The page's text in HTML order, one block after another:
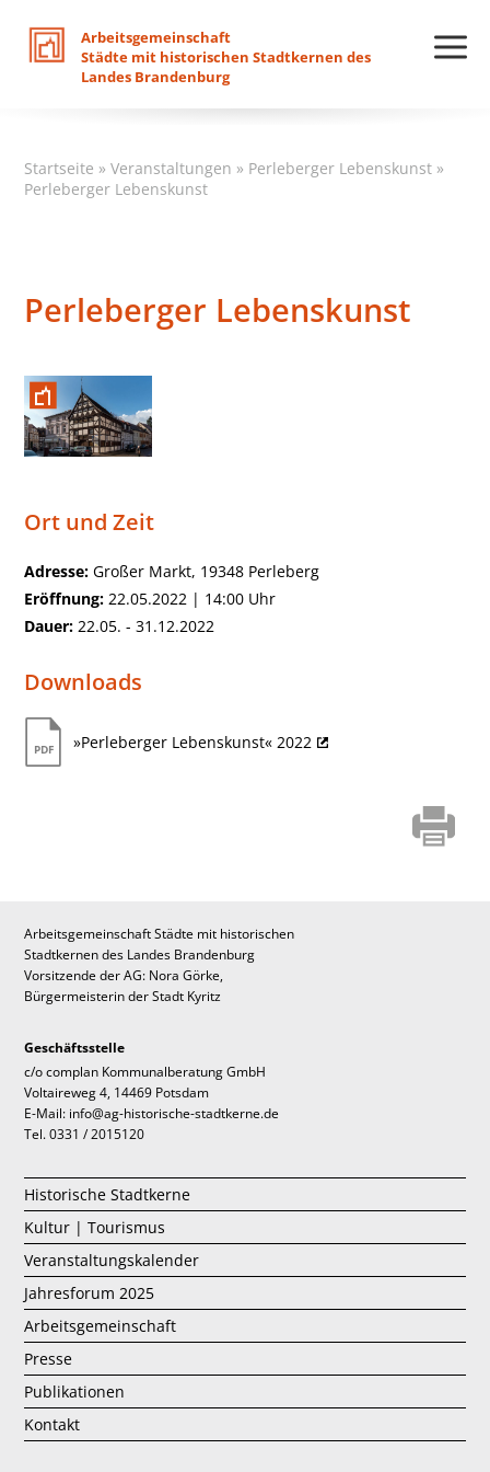
Arbeitsgemeinschaft
Städte mit historischen Stadtkernen des
Landes Brandenburg
Startseite »Veranstaltungen » Perleberger Lebenskunst »
Perleberger Lebenskunst
Perleberger Lebenskunst
Ort und Zeit
Adresse: Großer Markt, 19348 Perleberg
Eröffnung: 22.05.2022 | 14:00 Uhr
Dauer: 22.05. - 31.12.2022
Downloads
»Perleberger Lebenskunst« 2022
Arbeitsgemeinschaft Städte mit historischen
Stadtkernen des Landes Brandenburg
Vorsitzende der AG: Nora Görke,
Bürgermeisterin der Stadt Kyritz
Geschäftsstelle
c/o complan Kommunalberatung GmbH
Voltaireweg 4, 14469 Potsdam
E-Mail: info@ag-historische-stadtkerne.de
Tel. 0331 / 2015120
Historische Stadtkerne
Kultur | Tourismus
Veranstaltungskalender
Jahresforum 2025
Arbeitsgemeinschaft
Presse
Publikationen
Kontakt